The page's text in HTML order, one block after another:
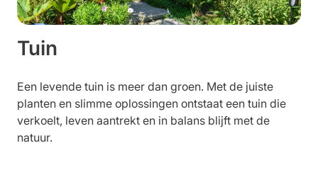
Tuin
Een levende tuin is meer dan groen. Met de juiste
planten en slimme oplossingen ontstaat een tuin die
verkoelt, leven aantrekt en in balans blijft met de
natuur.